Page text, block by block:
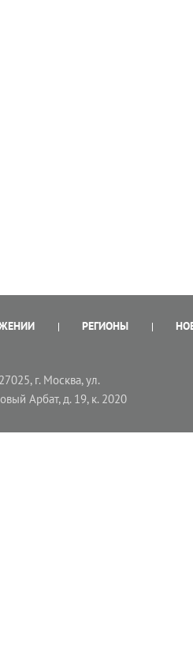
РЕГИОНЫ
г. Москва, ул.
Арбат, д. 19, к. 2020